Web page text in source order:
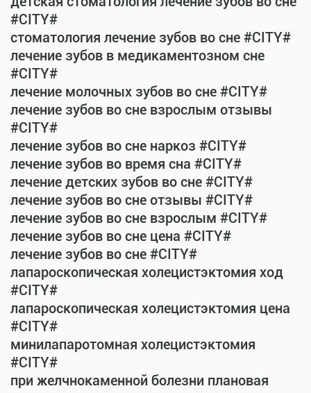
#CITY#
стоматология лечение зубов во сне #CITY#
лечение зубов в медикаментозном сне
#CITY#
лечение молочных зубов во сне #CITY#
лечение зубов во сне взрослым отзывы
#CITY#
лечение зубов во сне наркоз #CITY#
лечение зубов во время сна #CITY#
лечение детских зубов во сне #CITY#
лечение зубов во сне отзывы #CITY#
лечение зубов во сне взрослым #CITY#
лечение зубов во сне цена #CITY#
лечение зубов во сне #CITY#
лапароскопическая холецистэктомия ход
#CITY#
лапароскопическая холецистэктомия цена
#CITY#
минилапаротомная холецистэктомия
#CITY#
при желчнокаменной болезни плановая